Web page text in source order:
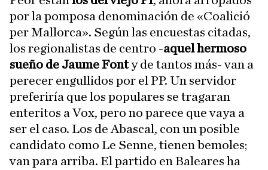
por la pomposa denominación de «Coalició
per Mallorca». Según las encuestas citadas,
los regionalistas de centro -aquel hermoso
sueño de Jaume Fonty de tantos más- van a
perecer engullidos por el PP. Un servidor
preferiría que los populares se tragaran
enteritos a Vox, pero no parece que vaya a
ser el caso. Los de Abascal, con un posible
candidato como Le Senne, tienen bemoles;
van para arriba. El partido en Baleares ha